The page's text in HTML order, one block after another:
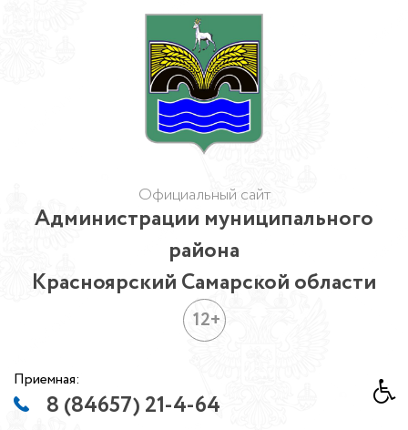
Официальный сайт
Администрации муниципального
района
Красноярский Самарской области
12+
Приемная:
8 (84657) 21-4-64